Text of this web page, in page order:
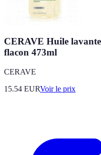
CERAVE Huile
flacon 473ml
CERAVE
15.54 EURVoir le prix